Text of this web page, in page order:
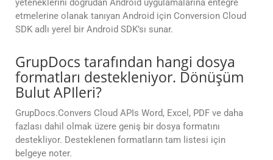
yeteneklerini doğrudan Android uygulamalarına entegre
etmelerine olanak tanıyan Android için Conversion Cloud
SDK adlı yerel bir Android SDK’sı sunar.
GrupDocs tarafından hangi dosya
formatları destekleniyor. Dönüşüm
Bulut APIleri?
GrupDocs.Convers Cloud APIs Word, Excel, PDF ve daha
fazlası dahil olmak üzere geniş bir dosya formatını
destekliyor. Desteklenen formatların tam listesi için
belgeye noter.